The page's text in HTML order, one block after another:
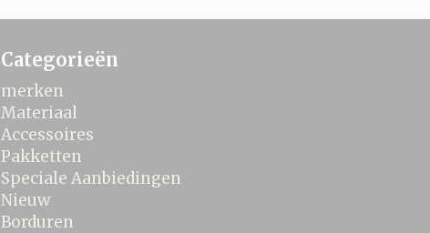
Categorieën
merken
Materiaal
Accessoires
Pakketten
Speciale Aanbiedingen
Nieuw
Borduren